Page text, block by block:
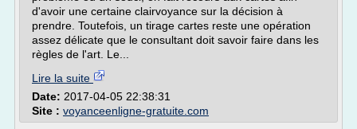
d'avoir une certaine clairvoyance sur la décision à
prendre. Toutefois, un tirage cartes reste une opération
assez délicate que le consultant doit savoir faire dans les
règles de l'art. Le...
Lire la suite
Date: 2017-04-05 22:38:31
Site : voyanceenligne-gratuite.com